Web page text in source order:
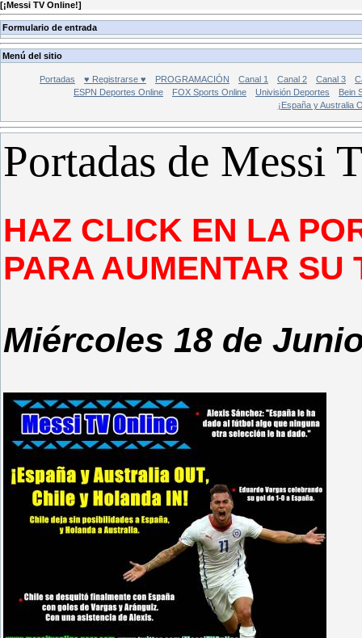
[¡Messi TV Online!]
Formulario de entrada
Menú del sitio
Portadas ♥ Registrarse ♥ PROGRAMACIÓN Canal 1 Canal 2 Canal 3
ESPN Deportes Online
FOX Sports Online Univisión Deportes
Bein
¡España y Australia
Portadas de Messi
HAZ CLICK EN LA
PARA AUMENTAR SU
Miércoles 18 de